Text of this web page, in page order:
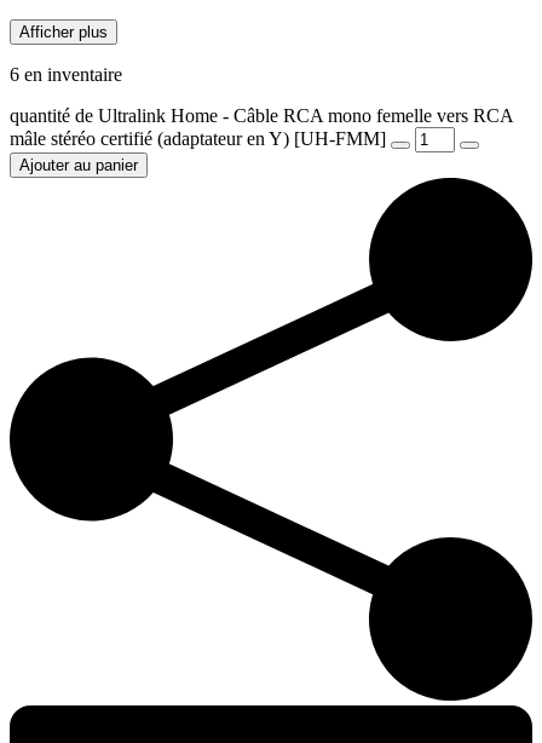
Afficher plus
6 en inventaire
quantité de Ultralink Home - Câble RCA mono femelle vers RCA
mâle stéréo certifié (adaptateur en Y) [UH-FMM]
Ajouter au panier